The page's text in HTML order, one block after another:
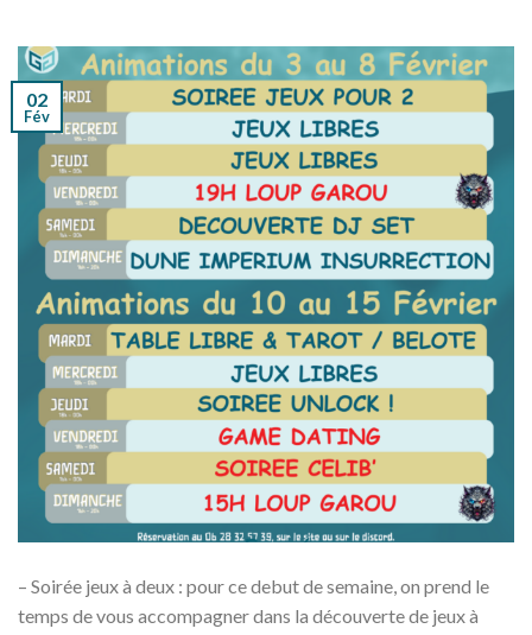
02
Fév
– Soirée jeux à deux : pour ce debut de semaine, on prend le
temps de vous accompagner dans la découverte de jeux à